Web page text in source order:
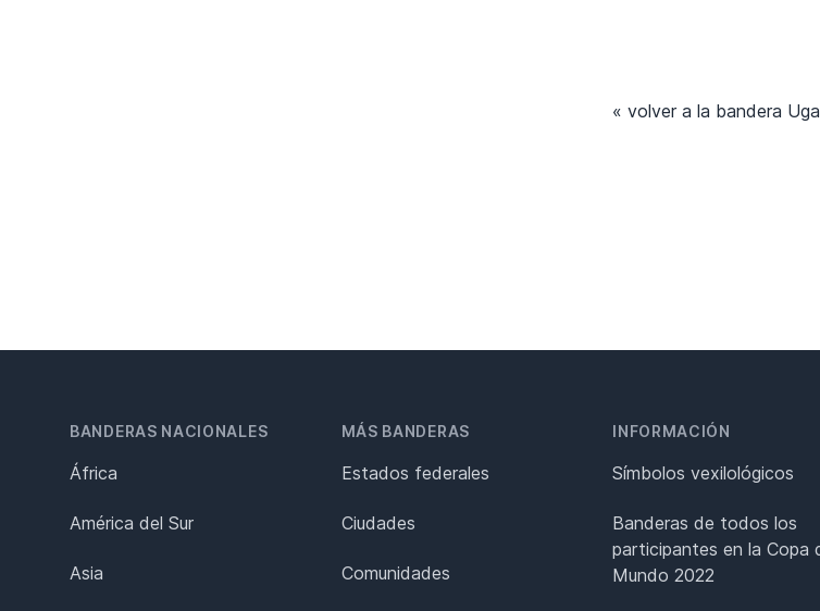
« volver a la bandera
BANDERAS NACIONALES
África
América del Sur
Asia
MÁS BANDERAS
Estados federales
Ciudades
Comunidades
INFORMACIÓN
Símbolos vexilológicos
Banderas de todos los
participantes en la Copa
Mundo 2022